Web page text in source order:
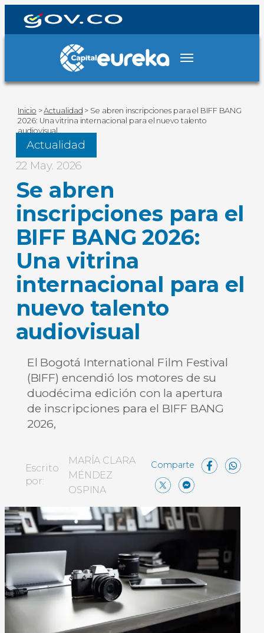
Inicio >Actualidad > Se abren inscripciones para el BIFF BANG
2026: Una vitrina internacional para el nuevo talento
audiovisual
Actualidad
22 May. 2026
Se abren
inscripciones para el
BIFF BANG 2026:
Una vitrina
internacional para el
nuevo talento
audiovisual
El Bogotá International Film Festival
(BIFF) encendió los motores de su
duodécima edición con la apertura
de inscripciones para el BIFF BANG
2026,
Escrito
por:
MARÍA CLARA
MÉNDEZ
OSPINA
X